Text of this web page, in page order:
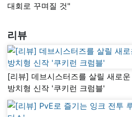
대회로 꾸며질 것"
리뷰
[리뷰] 데브시스터즈를 살릴 새로
방치형 신작 '쿠키런 크럼블'